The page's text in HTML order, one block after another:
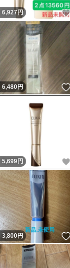
6,927円
6,480円
5,699円
3,800円